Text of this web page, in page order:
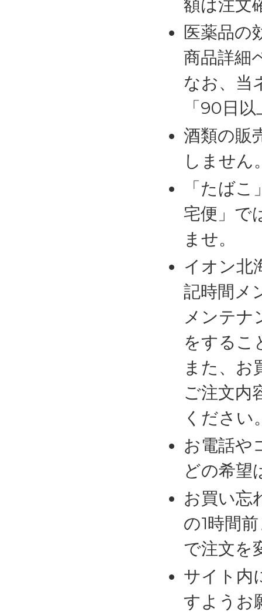
額は注文
医薬品の
商品詳細
なお、当
「90日
酒類の販
しません
「たば
宅便」で
ませ。
イオン北
記時間メ
メンテナ
をするこ
また、お
ご注文内
ください
お電話や
どの希望
お買い忘
の1時間
で注文を
サイト内
すようお